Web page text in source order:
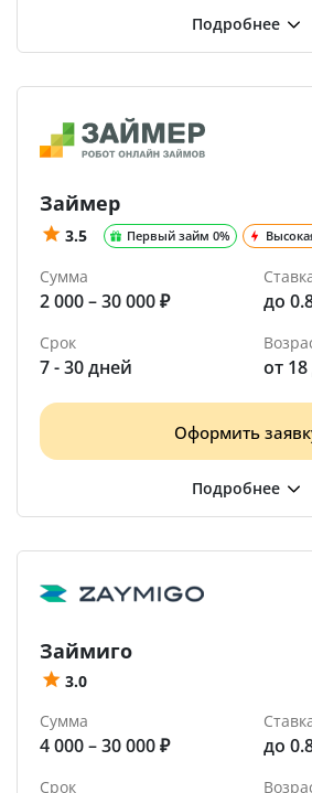
Займер
3.5 Первый займ 0%
Сумма
2 000 – 30 000 ₽ до
Срок
7 - 30 дней от
Оформить
Займиго
3.0
Сумма
4 000 – 30 000 ₽ до
Срок